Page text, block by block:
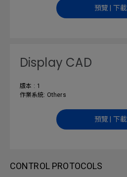
預覽 | 下載
Display CAD
版本 : 1
作業系統: Others
預覽 | 下載
CONTROL PROTOCOLS